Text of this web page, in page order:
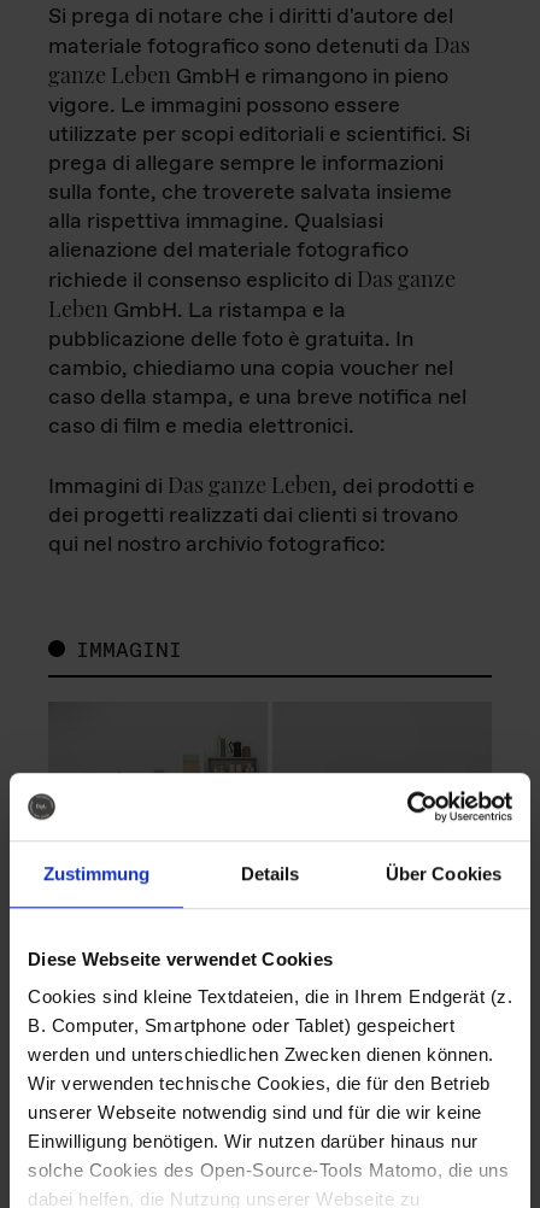
Zustimmung Details Über Cookies
Diese Webseite verwendet Cookies
Cookies sind kleine Textdateien, die in Ihrem Endgerät (z.
B. Computer, Smartphone oder Tablet) gespeichert
werden und unterschiedlichen Zwecken dienen können.
Wir verwenden technische Cookies, die für den Betrieb
unserer Webseite notwendig sind und für die wir keine
Einwilligung benötigen. Wir nutzen darüber hinaus nur
solche Cookies des Open-Source-Tools Matomo, die uns
dabei helfen, die Nutzung unserer Webseite zu
Si prega di notare che i diritti d'autore del
materiale fotografico sono detenuti da Das
ganze Leben GmbH e rimangono in pieno
vigore. Le immagini possono essere
utilizzate per scopi editoriali e scientifici. Si
prega di allegare sempre le informazioni
sulla fonte, che troverete salvata insieme
alla rispettiva immagine. Qualsiasi
alienazione del materiale fotografico
richiede il consenso esplicito di Das ganze
Leben GmbH. La ristampa e la
pubblicazione delle foto è gratuita. In
cambio, chiediamo una copia voucher nel
caso della stampa, e una breve notifica nel
caso di film e media elettronici.
Immagini di Das ganze Leben, dei prodotti e
dei progetti realizzati dai clienti si trovano
qui nel nostro archivio fotografico:
IMMAGINI
Fotografo: Lorenz
Sternbach
Download
Fotografo: Lorenz
Sternbach
Download